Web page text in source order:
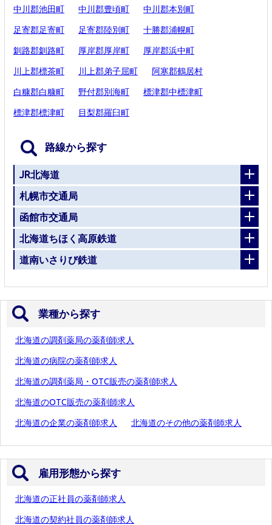
中川郡池田町 中川郡豊頃町 中川郡本別町
足寄郡足寄町 足寄郡陸別町 十勝郡浦幌町
釧路郡釧路町 厚岸郡厚岸町 厚岸郡浜中町
川上郡標茶町 川上郡弟子屈町 阿寒郡鶴居村
白糠郡白糠町 野付郡別海町 標津郡中標津町
標津郡標津町 目梨郡羅臼町
路線から探す
JR北海道
札幌市交通局
函館市交通局
北海道ちほく高原鉄道
道南いさりび鉄道
業種から探す
北海道の調剤薬局の薬剤師求人
北海道の病院の薬剤師求人
北海道の調剤薬局・OTC販売の薬剤師求人
北海道のOTC販売の薬剤師求人
北海道の企業の薬剤師求人 北海道のその他の薬剤師求人
雇用形態から探す
北海道の正社員の薬剤師求人
北海道の契約社員の薬剤師求人